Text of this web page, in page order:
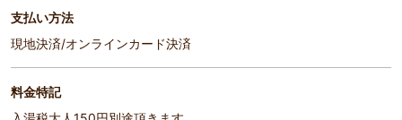
支払い方法
現地決済/オンラインカード決済
料金特記